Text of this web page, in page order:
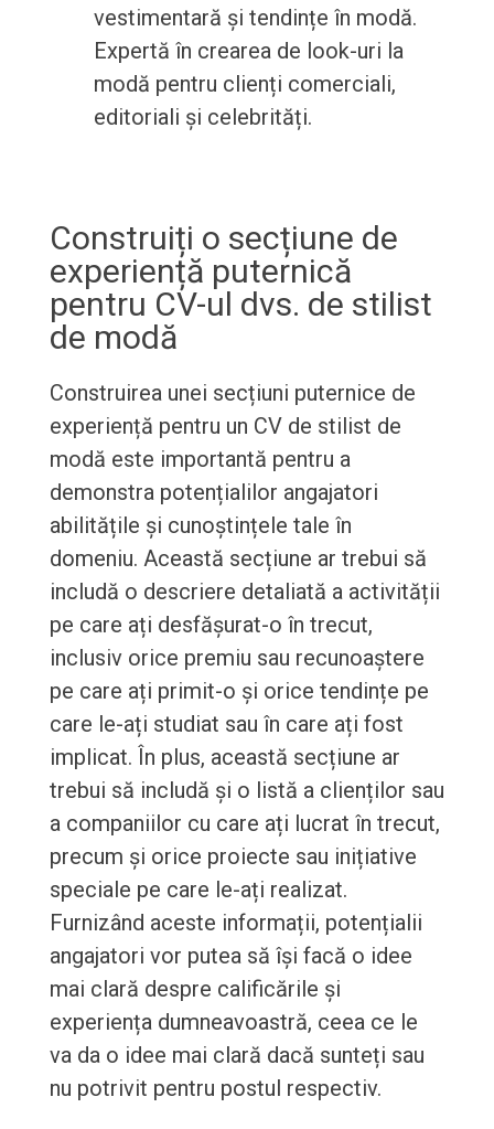
vestimentară și tendințe în modă.
Expertă în crearea de look-uri la
modă pentru clienți comerciali,
editoriali și celebrități.
Construiți o secțiune de
experiență puternică
pentru CV-ul dvs. de stilist
de modă
Construirea unei secțiuni puternice de
experiență pentru un CV de stilist de
modă este importantă pentru a
demonstra potențialilor angajatori
abilitățile și cunoștințele tale în
domeniu. Această secțiune ar trebui să
includă o descriere detaliată a activității
pe care ați desfășurat-o în trecut,
inclusiv orice premiu sau recunoaștere
pe care ați primit-o și orice tendințe pe
care le-ați studiat sau în care ați fost
implicat. În plus, această secțiune ar
trebui să includă și o listă a clienților sau
a companiilor cu care ați lucrat în trecut,
precum și orice proiecte sau inițiative
speciale pe care le-ați realizat.
Furnizând aceste informații, potențialii
angajatori vor putea să își facă o idee
mai clară despre calificările și
experiența dumneavoastră, ceea ce le
va da o idee mai clară dacă sunteți sau
nu potrivit pentru postul respectiv.